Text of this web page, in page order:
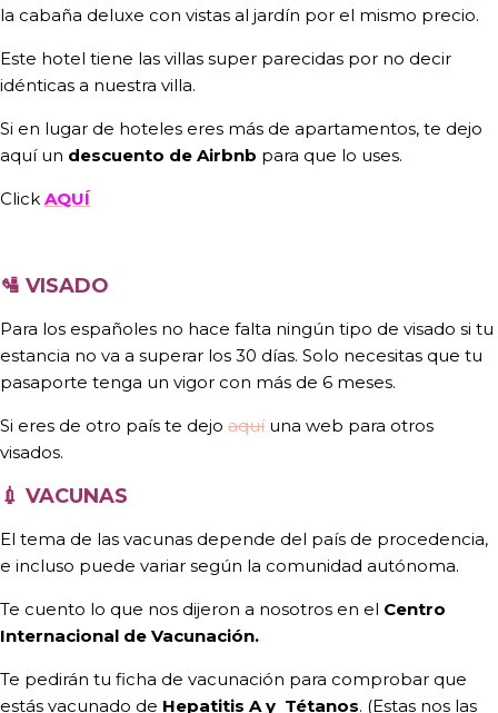
la cabaña deluxe con vistas al jardín por el mismo precio.
Este hotel tiene las villas super parecidas por no decir
idénticas a nuestra villa.
Si en lugar de hoteles eres más de apartamentos, te dejo
aquí un descuento de Airbnb para que lo uses.
Click AQUÍ
🛂 VISADO
Para los españoles no hace falta ningún tipo de visado si tu
estancia no va a superar los 30 días. Solo necesitas que tu
pasaporte tenga un vigor con más de 6 meses.
Si eres de otro país te dejo aquíuna web para otros
visados.
💉 VACUNAS
El tema de las vacunas depende del país de procedencia,
e incluso puede variar según la comunidad autónoma.
Te cuento lo que nos dijeron a nosotros en el Centro
Internacional de Vacunación.
Te pedirán tu ficha de vacunación para comprobar que
estás vacunado de Hepatitis A y Tétanos. (Estas nos las